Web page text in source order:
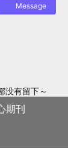
Message
没有留下～
期刊